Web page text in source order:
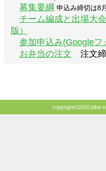
募集要綱 申込み締切は8
チーム編成と出場大
版）
参加申込み(Googleフ
お弁当の注文 注文締
copyright©2010 jdba-